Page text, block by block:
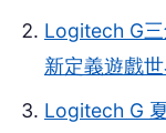
Logitech G
新定義遊戲
Logitech G